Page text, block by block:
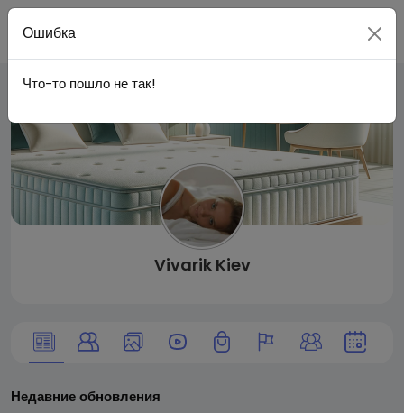
Live
City I
n
Vivarik Kiev
Недавние обновления
Ошибка
Что-то пошло не так!